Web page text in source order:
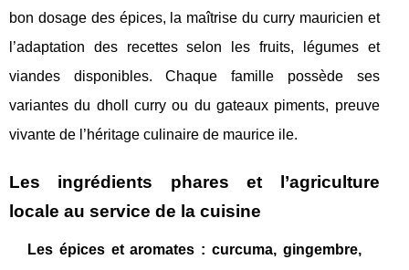
bon dosage des épices, la maîtrise du curry mauricien et
l’adaptation des recettes selon les fruits, légumes et
viandes disponibles. Chaque famille possède ses
variantes du dholl curry ou du gateaux piments, preuve
vivante de l’héritage culinaire de maurice ile.
Les ingrédients phares et l’agriculture
locale au service de la cuisine
Les épices et aromates : curcuma, gingembre,